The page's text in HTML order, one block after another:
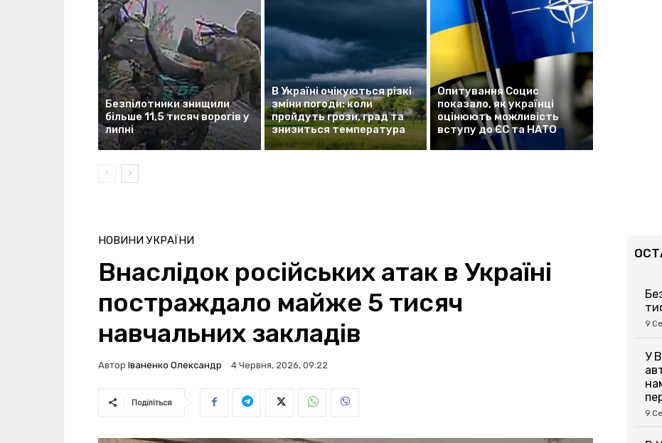
Безпілотники знищили
більше 11,5 тисяч ворогів у
липні
В Україні очікуються різкі
зміни погоди: коли
пройдуть грози, град та
знизиться температура
Опитування Социс
показало, як українці
оцінюють можливість
вступу до ЄС та НАТО